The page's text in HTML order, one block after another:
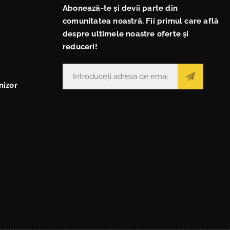
Abonează-te și devii parte din
comunitatea noastră. Fii primul care află
despre ultimele noastre oferte și
reduceri!